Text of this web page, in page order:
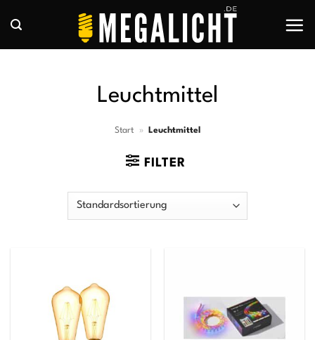
Inhalt
springen
Leuchtmittel
Start » Leuchtmittel
FILTER